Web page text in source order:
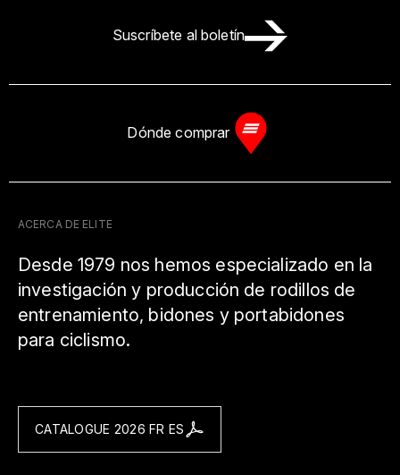
Suscríbete al boletín
Dónde comprar
ACERCA DE ELITE
Desde 1979 nos hemos especializado en la
investigación y producción de rodillos de
entrenamiento, bidones y portabidones
para ciclismo.
CATALOGUE 2026 FR ES